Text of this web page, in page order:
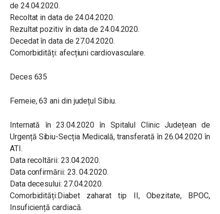
de 24.04.2020.
Recoltat in data de 24.04.2020.
Rezultat pozitiv în data de 24.04.2020.
Decedat în data de 27.04.2020.
Comorbidități: afecțiuni cardiovasculare.
Deces 635
Femeie, 63 ani din județul Sibiu.
Internată în 23.04.2020 în Spitalul Clinic Județean de
Urgență Sibiu-Secția Medicală, transferată în 26.04.2020 în
ATI.
Data recoltării: 23.04.2020.
Data confirmării: 23. 04.2020.
Data decesului: 27.04.2020.
Comorbidități:Diabet zaharat tip II, Obezitate, BPOC,
Insuficiență cardiacă.